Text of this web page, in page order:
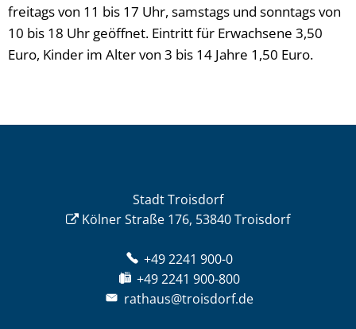
freitags von 11 bis 17 Uhr, samstags und sonntags von
10 bis 18 Uhr geöffnet. Eintritt für Erwachsene 3,50
Euro, Kinder im Alter von 3 bis 14 Jahre 1,50 Euro.
Stadt Troisdorf
Kölner Straße 176, 53840 Troisdorf
+49 2241 900-0
+49 2241 900-800
rathaus@troisdorf.de